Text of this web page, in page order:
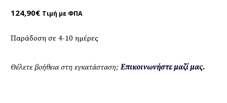
124,90€ Τιμή με ΦΠΑ
Παράδοση σε 4-10 ημέρες
Θέλετε βοήθεια στη εγκατάσταση; Επικοινωνήστε μαζί μας.